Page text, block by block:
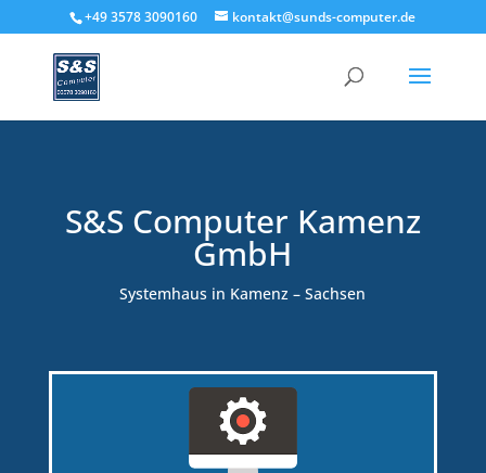
+49 3578 3090160 kontakt@sunds-computer.de
S&S Computer Kamenz
GmbH
Systemhaus in Kamenz – Sachsen